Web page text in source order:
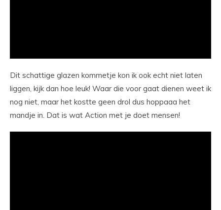
Dit schattige glazen kommetje kon ik ook echt niet laten
liggen, kijk dan hoe leuk! Waar die voor gaat dienen weet ik
nog niet, maar het kostte geen drol dus hoppaaa het
mandje in. Dat is wat Action met je doet mensen!